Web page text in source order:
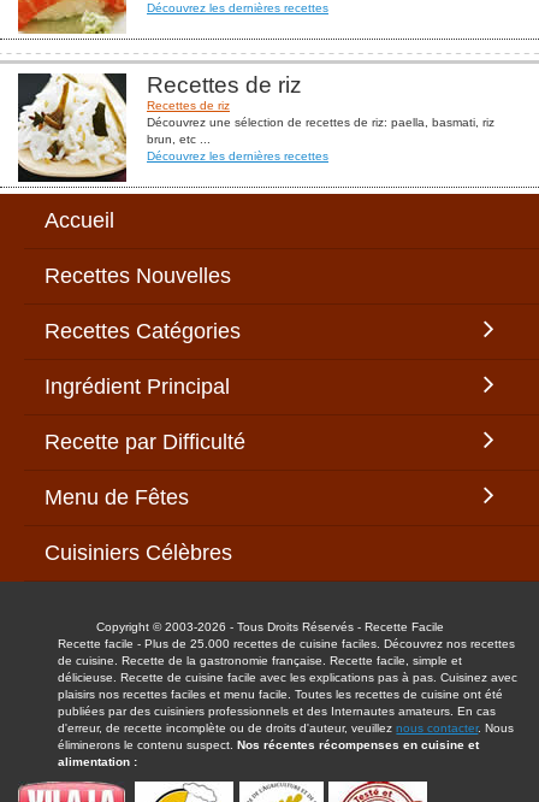
Découvrez les dernières recettes
Recettes de riz
Recettes de riz
Découvrez une sélection de recettes de riz: paella, basmati, riz
brun, etc ...
Découvrez les dernières recettes
Accueil
Recettes Nouvelles
Recettes Catégories
Ingrédient Principal
Recette par Difficulté
Menu de Fêtes
Cuisiniers Célèbres
Copyright © 2003-2026 - Tous Droits Réservés - Recette Facile
Recette facile - Plus de 25.000 recettes de cuisine faciles. Découvrez nos recettes
de cuisine. Recette de la gastronomie française. Recette facile, simple et
délicieuse. Recette de cuisine facile avec les explications pas à pas. Cuisinez avec
plaisirs nos recettes faciles et menu facile. Toutes les recettes de cuisine ont été
publiées par des cuisiniers professionnels et des Internautes amateurs. En cas
d'erreur, de recette incomplète ou de droits d'auteur, veuilleznous contacter. Nous
éliminerons le contenu suspect.Nos récentes récompenses en cuisine et
alimentation :